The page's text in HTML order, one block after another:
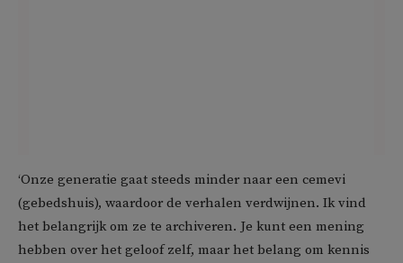
‘Onze generatie gaat steeds minder naar een cemevi
(gebedshuis), waardoor de verhalen verdwijnen. Ik vind
het belangrijk om ze te archiveren. Je kunt een mening
hebben over het geloof zelf, maar het belang om kennis